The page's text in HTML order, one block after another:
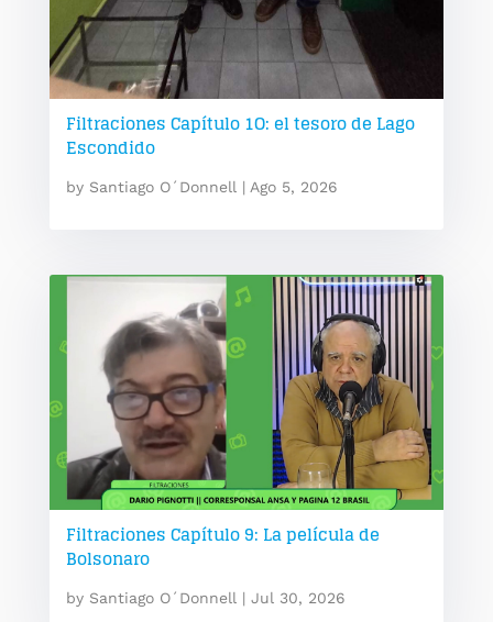
Filtraciones Capítulo 1O: el tesoro de Lago
Escondido
by Santiago O´Donnell | Ago 5, 2026
Filtraciones Capítulo 9: La película de
Bolsonaro
by Santiago O´Donnell | Jul 30, 2026